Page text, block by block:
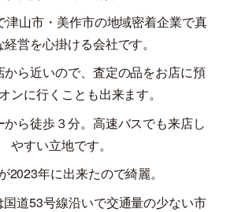
津山市・美作市の地域密着企業で真
営を心掛ける会社です。
から近いので、査定の品をお店に預
ンに行くことも出来ます。
から徒歩３分。高速バスでも来店し
やすい立地です。
2023年に出来たので綺麗。
国道53号線沿いで交通量の少ない市